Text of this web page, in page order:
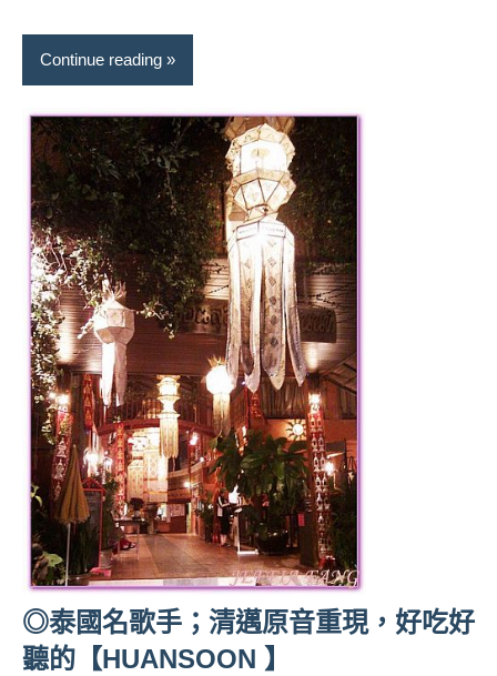
Continue reading
◎泰國名歌手；清邁原音重現，好吃好
聽的【HUANSOON 】